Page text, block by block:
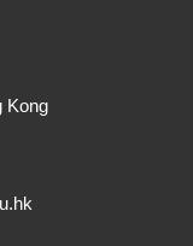
Kong